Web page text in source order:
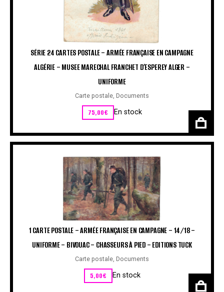
SÉRIE 24 CARTES POSTALE – ARMÉE FRANÇAISE EN CAMPAGNE
ALGÉRIE – MUSEE MARECHAL FRANCHET D’ESPEREY ALGER –
UNIFORME
Carte postale Documents
75,00€ En stock
1 CARTE POSTALE – ARMÉE FRANÇAISE EN CAMPAGNE – 14/18 –
UNIFORME – BIVOUAC – CHASSEURS À PIED – EDITIONS TUCK
Carte postale Documents
5,00€ En stock